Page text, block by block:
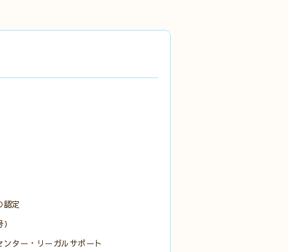
認定
ター・リーガルサポート